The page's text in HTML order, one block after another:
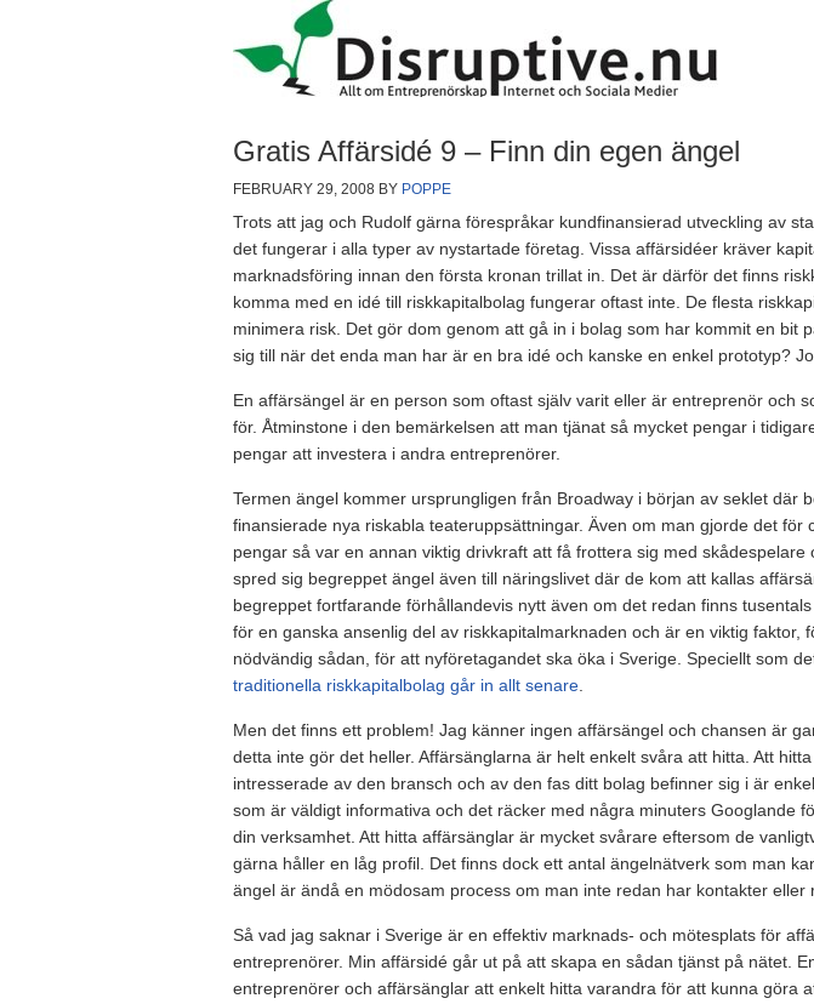
Gratis Affärsidé 9 – Finn din egen ängel
FEBRUARY 29, 2008 BY POPPE
Trots att jag och Rudolf gärna förespråkar kundfinansierad utveckling av
det fungerar i alla typer av nystartade företag. Vissa affärsidéer kräver
marknadsföring innan den första kronan trillat in. Det är därför det finns
komma med en idé till riskkapitalbolag fungerar oftast inte. De flesta
minimera risk. Det gör dom genom att gå in i bolag som har kommit en bit
sig till när det enda man har är en bra idé och kanske en enkel prototyp?
En affärsängel är en person som oftast själv varit eller är entreprenör och
för. Åtminstone i den bemärkelsen att man tjänat så mycket pengar i
pengar att investera i andra entreprenörer.
Termen ängel kommer ursprungligen från Broadway i början av seklet där
finansierade nya riskabla teateruppsättningar. Även om man gjorde det för
pengar så var en annan viktig drivkraft att få frottera sig med skådespelare
spred sig begreppet ängel även till näringslivet där de kom att kallas
begreppet fortfarande förhållandevis nytt även om det redan finns
för en ganska ansenlig del av riskkapitalmarknaden och är en viktig faktor,
nödvändig sådan, för att nyföretagandet ska öka i Sverige. Speciellt som
traditionella riskkapitalbolag går in allt senare
Men det finns ett problem! Jag känner ingen affärsängel och chansen är
detta inte gör det heller. Affärsänglarna är helt enkelt svåra att hitta. Att
intresserade av den bransch och av den fas ditt bolag befinner sig i är
som är väldigt informativa och det räcker med några minuters Googlande
din verksamhet. Att hitta affärsänglar är mycket svårare eftersom de
gärna håller en låg profil. Det finns dock ett antal ängelnätverk som man
ängel är ändå en mödosam process om man inte redan har kontakter eller
Så vad jag saknar i Sverige är en effektiv marknads- och mötesplats för
entreprenörer. Min affärsidé går ut på att skapa en sådan tjänst på nätet.
entreprenörer och affärsänglar att enkelt hitta varandra för att kunna göra